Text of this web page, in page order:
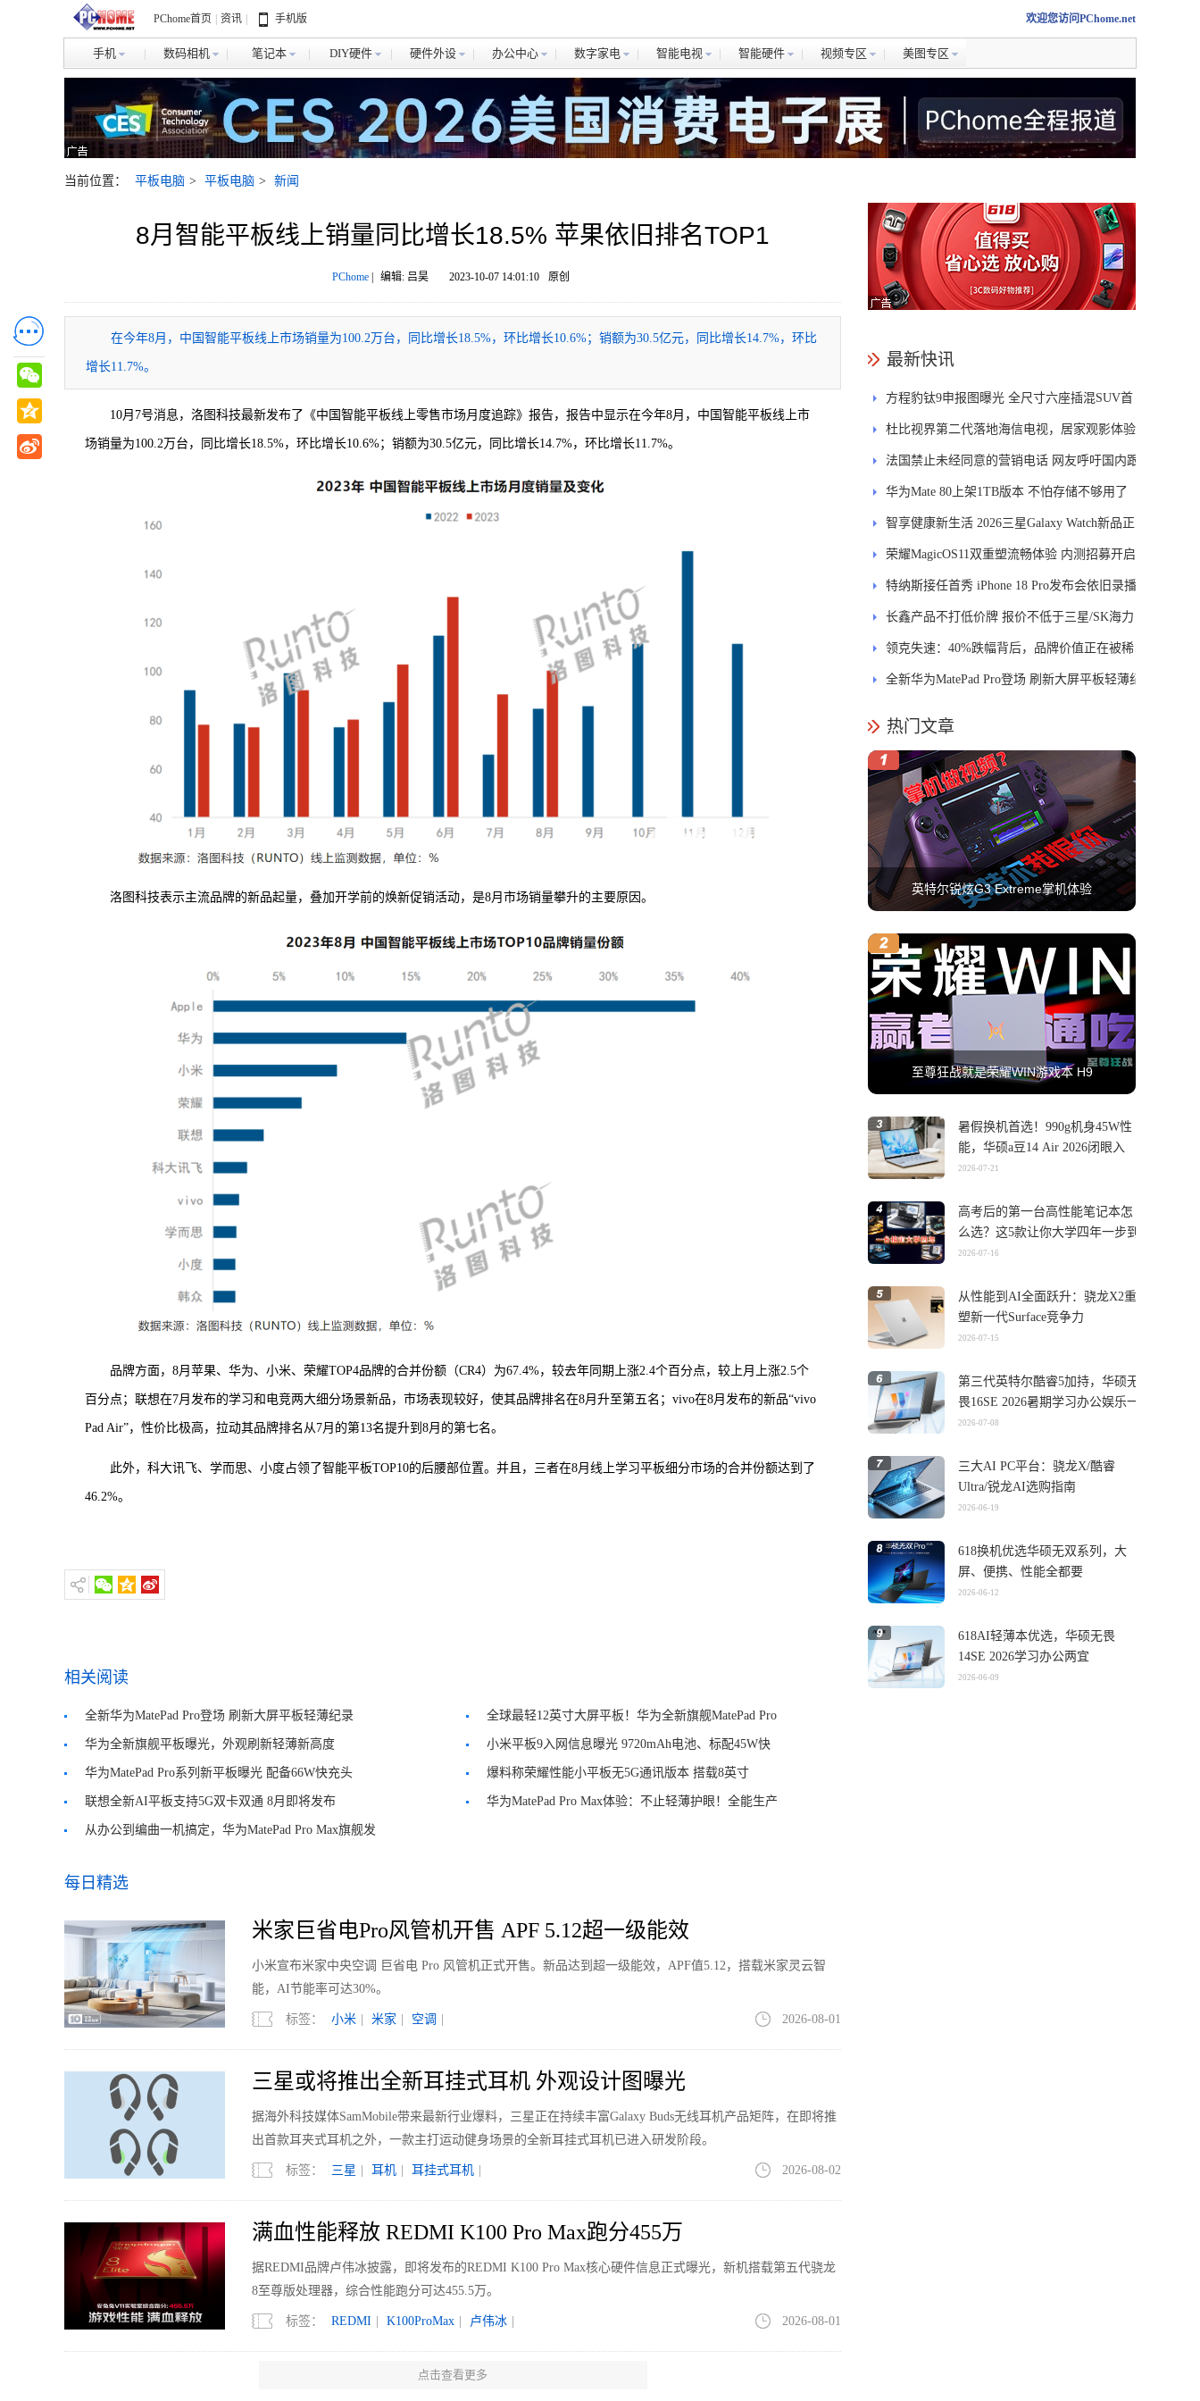
PChome首页 资讯 手机版 欢迎您访问PChome.net
手机 数码相机 笔记本 DIY硬件 硬件外设 办公中心 数字家电 智能电视 智能硬件 视频专区 美图专区
当前位置： 平板电脑 > 平板电脑 > 新闻
8月智能平板线上销量同比增长18.5% 苹果依旧排名TOP1
PChome| 编辑: 吕昊 2023-10-07 14:01:10 原创
在今年8月，中国智能平板线上市场销量为100.2万台，同比增长18.5%，环比增长10.6%；销额为30.5亿元，同比增长14.7%，环比
增长11.7%。
10月7号消息，洛图科技最新发布了《中国智能平板线上零售市场月度追踪》报告，报告中显示在今年8月，中国智能平板线上市
场销量为100.2万台，同比增长18.5%，环比增长10.6%；销额为30.5亿元，同比增长14.7%，环比增长11.7%。
洛图科技表示主流品牌的新品起量，叠加开学前的焕新促销活动，是8月市场销量攀升的主要原因。
品牌方面，8月苹果、华为、小米、荣耀TOP4品牌的合并份额（CR4）为67.4%，较去年同期上涨2.4个百分点，较上月上涨2.5个
百分点；联想在7月发布的学习和电竞两大细分场景新品，市场表现较好，使其品牌排名在8月升至第五名；vivo在8月发布的新品“vivo
Pad Air”，性价比极高，拉动其品牌排名从7月的第13名提升到8月的第七名。
此外，科大讯飞、学而思、小度占领了智能平板TOP10的后腰部位置。并且，三者在8月线上学习平板细分市场的合并份额达到了
46.2%。
相关阅读
全新华为MatePad Pro登场 刷新大屏平板轻薄纪录 全球最轻12英寸大屏平板！华为全新旗舰MatePad Pro
正式发布
华为全新旗舰平板曝光，外观刷新轻薄新高度 小米平板9入网信息曝光 9720mAh电池、标配45W快
充头
华为MatePad Pro系列新平板曝光 配备66W快充头 爆料称荣耀性能小平板无5G通讯版本 搭载8英寸
OLED高刷屏
联想全新AI平板支持5G双卡双通 8月即将发布 华为MatePad Pro Max体验：不止轻薄护眼！全能生产
从办公到编曲一机搞定，华为MatePad Pro Max旗舰发
每日精选
米家巨省电Pro风管机开售 APF 5.12超一级能效
小米宣布米家中央空调 巨省电 Pro 风管机正式开售。新品达到超一级能效，APF值5.12，搭载米家灵云智
能，AI节能率可达30%。
标签： 小米 米家 空调 2026-08-01
三星或将推出全新耳挂式耳机 外观设计图曝光
据海外科技媒体SamMobile带来最新行业爆料，三星正在持续丰富Galaxy Buds无线耳机产品矩阵，在即将推
出首款耳夹式耳机之外，一款主打运动健身场景的全新耳挂式耳机已进入研发阶段。
标签： 三星 耳机 耳挂式耳机 2026-08-02
满血性能释放 REDMI K100 Pro Max跑分455万
据REDMI品牌卢伟冰披露，即将发布的REDMI K100 Pro Max核心硬件信息正式曝光，新机搭载第五代骁龙
8至尊版处理器，综合性能跑分可达455.5万。
标签： REDMI K100ProMax 卢伟冰 2026-08-01
ChinaJoy2026高通骁龙主题馆逛展攻略
点击查看更多
最新快讯
方程豹钛9申报图曝光 全尺寸六座插混SUV首
发DMS
杜比视界第二代落地海信电视，居家观影体验
能迎来哪些升级？
法国禁止未经同意的营销电话 网友呼吁国内跟
进
华为Mate 80上架1TB版本 不怕存储不够用了
智享健康新生活 2026三星Galaxy Watch新品正
式开售
荣耀MagicOS11双重塑流畅体验 内测招募开启
特纳斯接任首秀 iPhone 18 Pro发布会依旧录播
长鑫产品不打低价牌 报价不低于三星/SK海力
士
领克失速：40%跌幅背后，品牌价值正在被稀
释
全新华为MatePad Pro登场 刷新大屏平板轻薄纪
热门文章
英特尔锐炫G3 Extreme掌机体验
至尊狂战就是荣耀WIN游戏本 H9
暑假换机首选！990g机身45W性
能，华硕a豆14 Air 2026闭眼入
2026-07-21
高考后的第一台高性能笔记本怎
么选？这5款让你大学四年一步到
位
2026-07-16
从性能到AI全面跃升：骁龙X2重
塑新一代Surface竞争力
2026-07-15
第三代英特尔酷睿5加持，华硕无
畏16SE 2026暑期学习办公娱乐一
机搞定
2026-07-08
三大AI PC平台：骁龙X/酷睿
Ultra/锐龙AI选购指南
2026-06-19
618换机优选华硕无双系列，大
屏、便携、性能全都要
2026-06-12
618AI轻薄本优选，华硕无畏
14SE 2026学习办公两宜
2026-06-09